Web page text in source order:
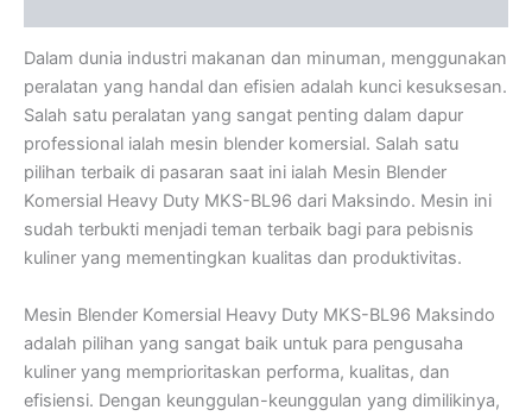
Dalam dunia industri makanan dan minuman, menggunakan
peralatan yang handal dan efisien adalah kunci kesuksesan.
Salah satu peralatan yang sangat penting dalam dapur
professional ialah mesin blender komersial. Salah satu
pilihan terbaik di pasaran saat ini ialah Mesin Blender
Komersial Heavy Duty MKS-BL96 dari Maksindo. Mesin ini
sudah terbukti menjadi teman terbaik bagi para pebisnis
kuliner yang mementingkan kualitas dan produktivitas.
Mesin Blender Komersial Heavy Duty MKS-BL96 Maksindo
adalah pilihan yang sangat baik untuk para pengusaha
kuliner yang memprioritaskan performa, kualitas, dan
efisiensi. Dengan keunggulan-keunggulan yang dimilikinya,